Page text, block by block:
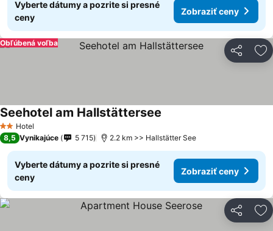
Vyberte dátumy a pozrite si presné
ceny
Zobraziť ceny
Zdieľať
Obľúbená voľba
2 Počet hviezdičiek
Hotel
Seehotel am Hallstättersee
8,5 Vynikajúce 5 715 2.2 km >> Hallstätter See
Vyberte dátumy a pozrite si presné
ceny
Zobraziť ceny
Zdieľať